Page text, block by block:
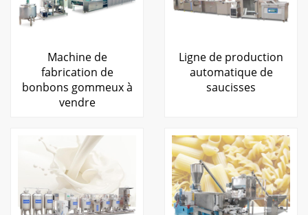
Machine de
fabrication de
bonbons gommeux à
vendre
Ligne de production
automatique de
saucisses